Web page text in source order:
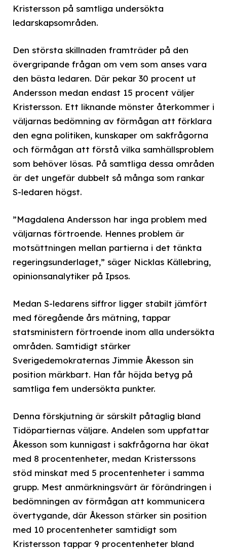
Kristersson på samtliga undersökta
ledarskapsområden.
Den största skillnaden framträder på den
övergripande frågan om vem som anses vara
den bästa ledaren. Där pekar 30 procent ut
Andersson medan endast 15 procent väljer
Kristersson. Ett liknande mönster återkommer i
väljarnas bedömning av förmågan att förklara
den egna politiken, kunskaper om sakfrågorna
och förmågan att förstå vilka samhällsproblem
som behöver lösas. På samtliga dessa områden
är det ungefär dubbelt så många som rankar
S-ledaren högst.
”Magdalena Andersson har inga problem med
väljarnas förtroende. Hennes problem är
motsättningen mellan partierna i det tänkta
regeringsunderlaget,” säger Nicklas Källebring,
opinionsanalytiker på Ipsos.
Medan S-ledarens siffror ligger stabilt jämfört
med föregående års mätning, tappar
statsministern förtroende inom alla undersökta
områden. Samtidigt stärker
Sverigedemokraternas Jimmie Åkesson sin
position märkbart. Han får höjda betyg på
samtliga fem undersökta punkter.
Denna förskjutning är särskilt påtaglig bland
Tidöpartiernas väljare. Andelen som uppfattar
Åkesson som kunnigast i sakfrågorna har ökat
med 8 procentenheter, medan Kristerssons
stöd minskat med 5 procentenheter i samma
grupp. Mest anmärkningsvärt är förändringen i
bedömningen av förmågan att kommunicera
övertygande, där Åkesson stärker sin position
med 10 procentenheter samtidigt som
Kristersson tappar 9 procentenheter bland